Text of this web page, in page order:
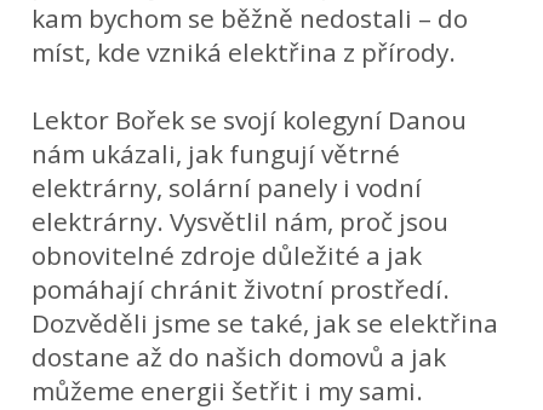
kam bychom se běžně nedostali – do
míst, kde vzniká elektřina z přírody.
Lektor Bořek se svojí kolegyní Danou
nám ukázali, jak fungují větrné
elektrárny, solární panely i vodní
elektrárny. Vysvětlil nám, proč jsou
obnovitelné zdroje důležité a jak
pomáhají chránit životní prostředí.
Dozvěděli jsme se také, jak se elektřina
dostane až do našich domovů a jak
můžeme energii šetřit i my sami.